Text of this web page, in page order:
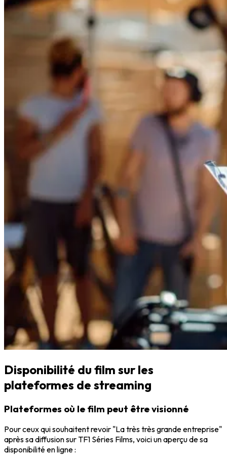
Disponibilité du film sur les
plateformes de streaming
Plateformes où le film peut être visionné
Pour ceux qui souhaitent revoir "La très très grande entreprise"
après sa diffusion sur TF1 Séries Films, voici un aperçu de sa
disponibilité en ligne :